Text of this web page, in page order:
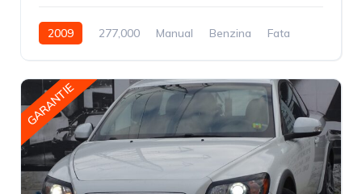
2009 277,000 Manual Benzina Fata
GARANTIE